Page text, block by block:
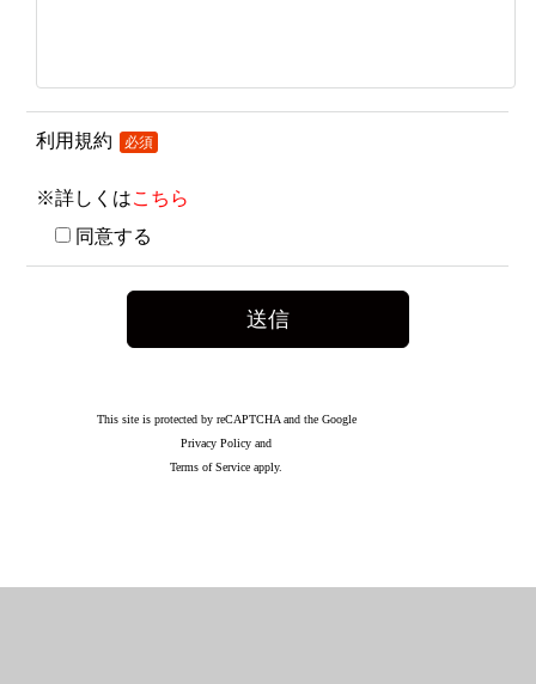
利用規約 必須
※詳しくはこちら
同意する
This site is protected by reCAPTCHA and the Google
Privacy Policy and
Terms of Service apply.